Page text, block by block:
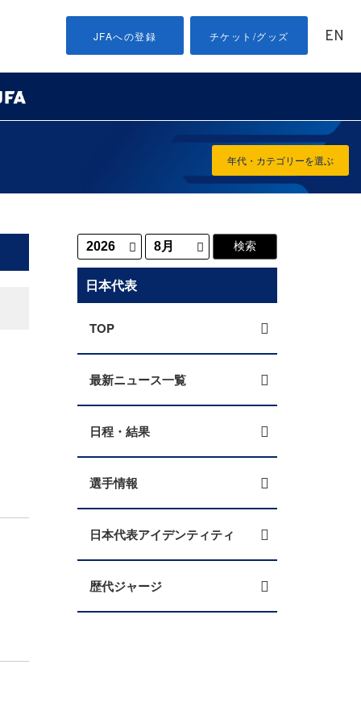
JFAへの登録 チケット/グッズ EN
年代・カテゴリーを選ぶ
日本代表
TOP
最新ニュース一覧
日程・結果
選手情報
日本代表アイデンティティ
歴代ジャージ